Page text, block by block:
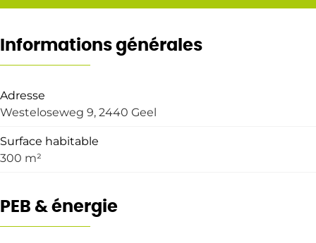
Informations générales
Adresse
Westeloseweg 9, 2440 Geel
Surface habitable
300 m²
PEB & énergie